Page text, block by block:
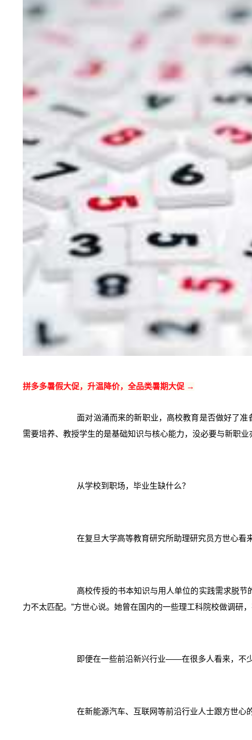
拼多多暑假大促，升温降价，全品类暑期大促 →
面对汹涌而来的新职业，高校教育是否做好了
需要培养、教授学生的是基础知识与核心能力，没必要与新职业
从学校到职场，毕业生缺什么？
在复旦大学高等教育研究所助理研究员方世心看
高校传授的书本知识与用人单位的实践需求脱
力不太匹配。”方世心说。她曾在国内的一些理工科院校做调研
即便在一些前沿新兴行业——在很多人看来，不
在新能源汽车、互联网等前沿行业人士跟方世心